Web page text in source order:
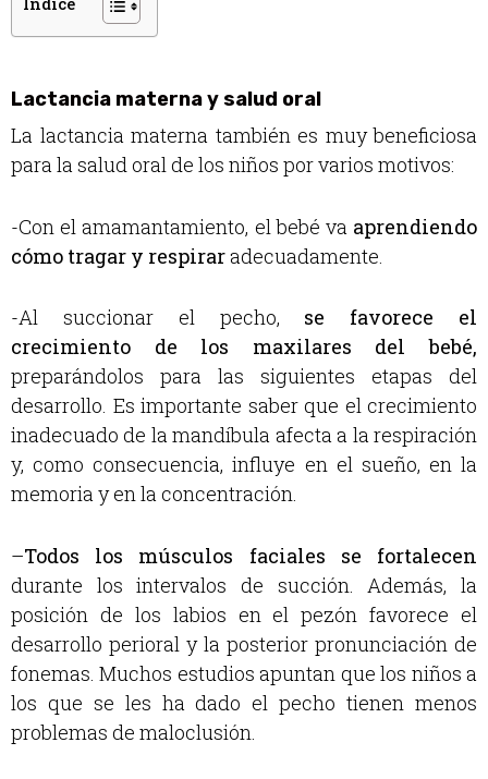
Lactancia materna y salud oral
La lactancia materna también es muy beneficiosa
para la salud oral de los niños por varios motivos:
-Con el amamantamiento, el bebé va aprendiendo
cómo tragar y respiraradecuadamente.
-Al succionar el pecho, se favorece el
crecimiento de los maxilares del bebé,
preparándolos para las siguientes etapas del
desarrollo. Es importante saber que el crecimiento
inadecuado de la mandíbula afecta a la respiración
y, como consecuencia, influye en el sueño, en la
memoria y en la concentración.
–Todos los músculos faciales se fortalecen
durante los intervalos de succión. Además, la
posición de los labios en el pezón favorece el
desarrollo perioral y la posterior pronunciación de
fonemas. Muchos estudios apuntan que los niños a
los que se les ha dado el pecho tienen menos
problemas de maloclusión.